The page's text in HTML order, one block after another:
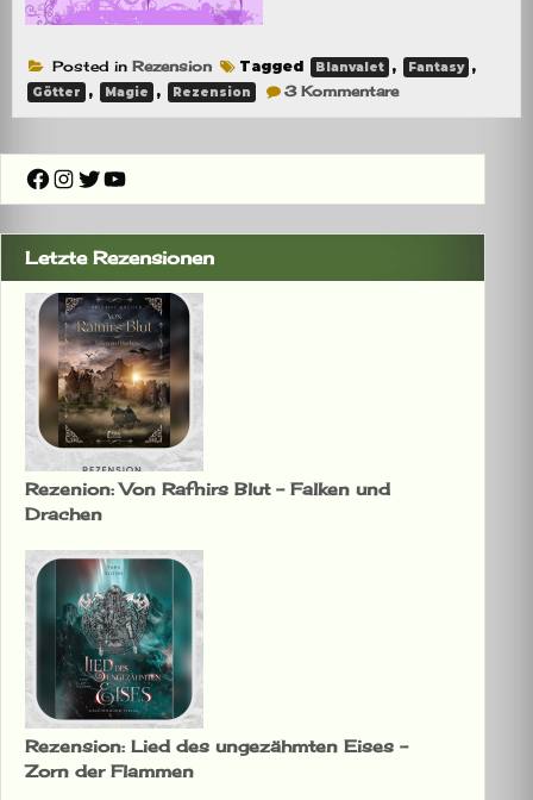
Posted in Rezension Tagged Blanvalet , Fantasy ,
Götter , Magie , Rezension 3 Kommentarezu
der
Facebook
Instagram
Twitter
YouTube
Letzte Rezensionen
Rezenion: Von Rafnirs Blut – Falken und
Drachen
Rezension: Lied des ungezähmten Eises –
Zorn der Flammen